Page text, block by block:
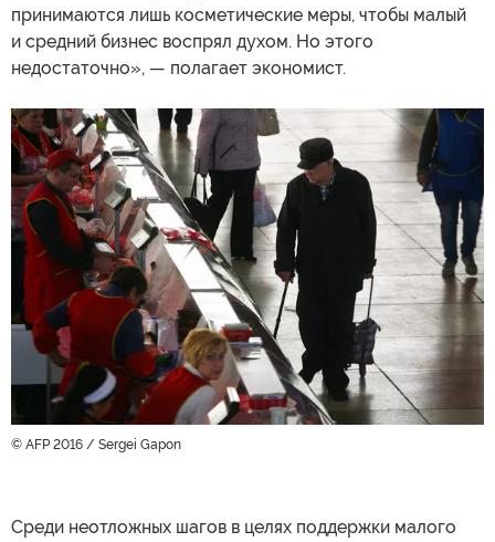
принимаются лишь косметические меры, чтобы малый
и средний бизнес воспрял духом. Но этого
недостаточно», — полагает экономист.
© AFP 2016 / Sergei Gapon
Среди неотложных шагов в целях поддержки малого